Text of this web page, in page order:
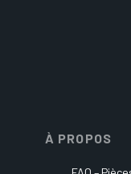
À PROPOS